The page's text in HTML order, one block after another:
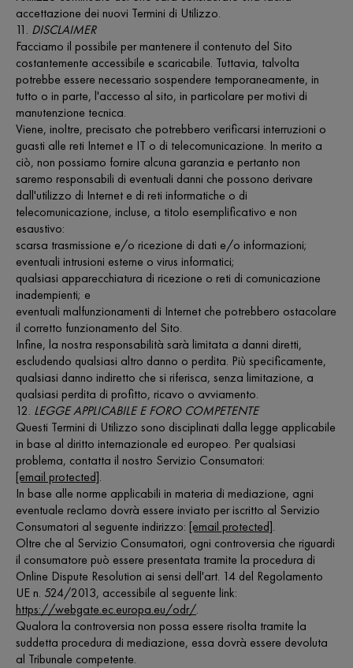
accettazione dei nuovi Termini di Utilizzo.
11. DISCLAIMER
Facciamo il possibile per mantenere il contenuto del Sito
costantemente accessibile e scaricabile. Tuttavia, talvolta
potrebbe essere necessario sospendere temporaneamente, in
tutto o in parte, l'accesso al sito, in particolare per motivi di
manutenzione tecnica.
Viene, inoltre, precisato che potrebbero verificarsi interruzioni o
guasti alle reti Internet e IT o di telecomunicazione. In merito a
ciò, non possiamo fornire alcuna garanzia e pertanto non
saremo responsabili di eventuali danni che possono derivare
dall'utilizzo di Internet e di reti informatiche o di
telecomunicazione, incluse, a titolo esemplificativo e non
esaustivo:
scarsa trasmissione e/o ricezione di dati e/o informazioni;
eventuali intrusioni esterne o virus informatici;
qualsiasi apparecchiatura di ricezione o reti di comunicazione
inadempienti; e
eventuali malfunzionamenti di Internet che potrebbero ostacolare
il corretto funzionamento del Sito.
Infine, la nostra responsabilità sarà limitata a danni diretti,
escludendo qualsiasi altro danno o perdita. Più specificamente,
qualsiasi danno indiretto che si riferisca, senza limitazione, a
qualsiasi perdita di profitto, ricavo o avviamento.
12. LEGGE APPLICABILE E FORO COMPETENTE
Questi Termini di Utilizzo sono disciplinati dalla legge applicabile
in base al diritto internazionale ed europeo. Per qualsiasi
problema, contatta il nostro Servizio Consumatori:
[email protected].
In base alle norme applicabili in materia di mediazione, agni
eventuale reclamo dovrà essere inviato per iscritto al Servizio
Consumatori al seguente indirizzo: [email protected].
Oltre che al Servizio Consumatori, ogni controversia che riguardi
il consumatore può essere presentata tramite la procedura di
Online Dispute Resolution ai sensi dell'art. 14 del Regolamento
UE n. 524/2013, accessibile al seguente link:
https://webgate.ec.europa.eu/odr/.
Qualora la controversia non possa essere risolta tramite la
suddetta procedura di mediazione, essa dovrà essere devoluta
al Tribunale competente.